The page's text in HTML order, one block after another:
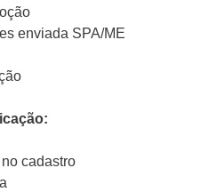
enviada SPA/ME
cadastro